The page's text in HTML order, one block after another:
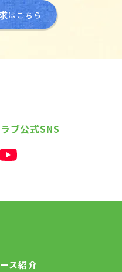
はこちら
ブ公式SNS
ス紹介